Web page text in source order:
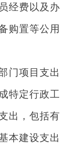
经费以及办
购置等公用
门项目支出
特定行政工
出，包括有
本建设支出